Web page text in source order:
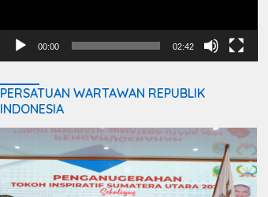
00:00 02:42
PERSATUAN WARTAWAN REPUBLIK
INDONESIA